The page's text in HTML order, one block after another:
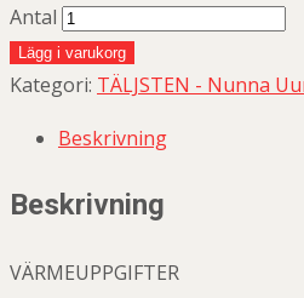
Antal
Lägg i varukorg
Kategori: TÄLJSTEN - Nunna
Beskrivning
Beskrivning
VÄRMEUPPGIFTER